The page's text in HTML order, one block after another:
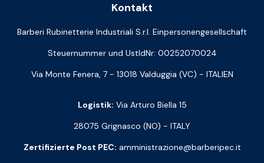
Kontakt
Barberi Rubinetterie Industriali S.r.l. Einpersonengesellschaft
Steuernummer und UstIdNr: 00252070024
Via Monte Fenera, 7 - 13018 Valduggia (VC) - ITALIEN
Logistik: Via Arturo Biella 15
28075 Grignasco (NO) - ITALY
Zertifizierte Post PEC: amministrazione@barberipec.it